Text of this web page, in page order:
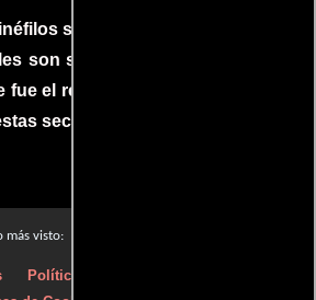
se juntaron para debatir
son sus escenas de acción
fue el resultado. No te pierdas
secuencias inolvidables.
más visto:
Políticas de privacidad